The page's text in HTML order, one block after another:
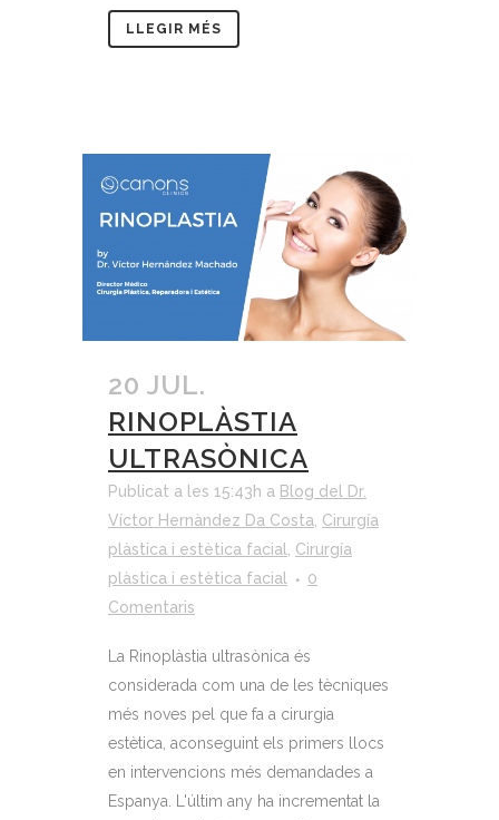
LLEGIR MÉS
20 JUL.
RINOPLÀSTIA
ULTRASÒNICA
Publicat a les 15:43h a Blog del Dr.
Víctor Hernàndez Da Costa, Cirurgía
plàstica i estètica facial, Cirurgía
plàstica i estètica facial
0
Comentaris
La Rinoplàstia ultrasònica és
considerada com una de les tècniques
més noves pel que fa a cirurgia
estètica, aconseguint els primers llocs
en intervencions més demandades a
Espanya. L'últim any ha incrementat la